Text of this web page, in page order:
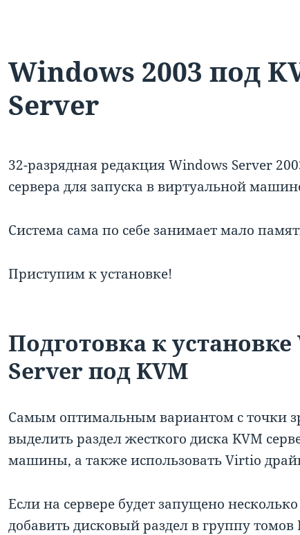
Windows 2003 под
Server
32-разрядная редакция Windows Server
сервера для запуска в виртуальной
Система сама по себе занимает мало
Приступим к установке!
Подготовка к установке
Server под KVM
Самым оптимальным вариантом с точки
выделить раздел жесткого диска KVM
машины, а также использовать Virtio
Если на сервере будет запущено
добавить дисковый раздел в группу